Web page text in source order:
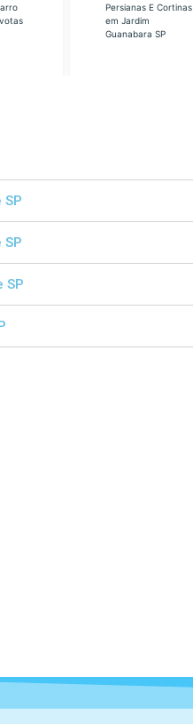
Persianas E Cortinas
em Jardim
Guanabara SP
SP
SP
SP